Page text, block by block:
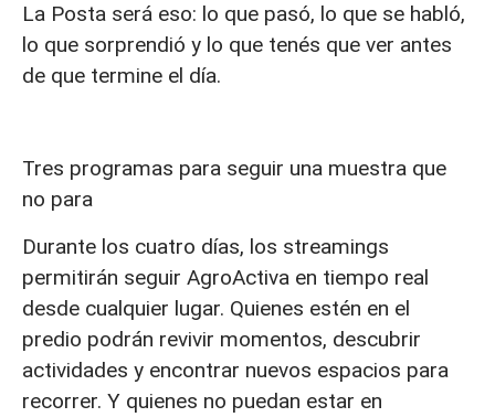
La Posta será eso: lo que pasó, lo que se habló,
lo que sorprendió y lo que tenés que ver antes
de que termine el día.
Tres programas para seguir una muestra que
no para
Durante los cuatro días, los streamings
permitirán seguir AgroActiva en tiempo real
desde cualquier lugar. Quienes estén en el
predio podrán revivir momentos, descubrir
actividades y encontrar nuevos espacios para
recorrer. Y quienes no puedan estar en